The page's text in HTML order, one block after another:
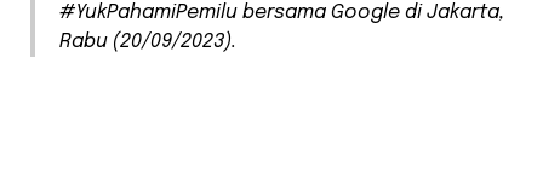
#YukPahamiPemilu bersama Google di Jakarta,
Rabu (20/09/2023).